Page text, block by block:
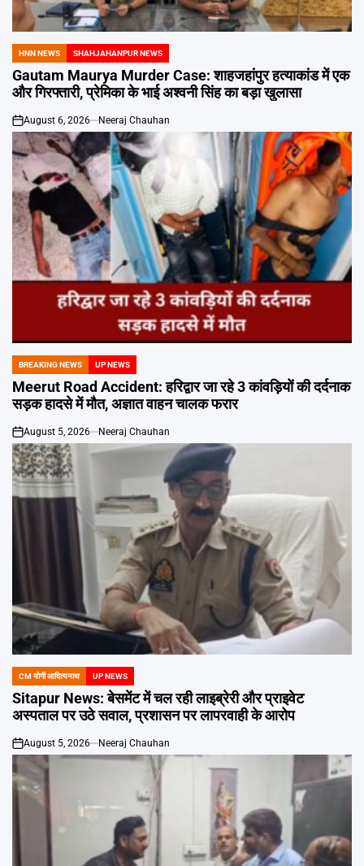
POSTED
IN
HNN NEWS SHAHJAHANPUR NEWS
Gautam Maurya Murder Case: शाहजहांपुर हत्याकांड में एक
और गिरफ्तारी, प्रेमिका के भाई अश्वनी सिंह का बड़ा खुलासा
on
August 6, 2026 Neeraj Chauhan
POSTED
IN
BREAKING NEWS UP NEWS
Meerut Road Accident: हरिद्वार जा रहे 3 कांवड़ियों की दर्दनाक
सड़क हादसे में मौत, अज्ञात वाहन चालक फरार
on
August 5, 2026 Neeraj Chauhan
POSTED
IN
CM योगी आदित्यनाथ UP NEWS
Sitapur News: बेसमेंट में चल रही लाइब्रेरी और प्राइवेट
अस्पताल पर उठे सवाल, प्रशासन पर लापरवाही के आरोप
on
August 5, 2026 Neeraj Chauhan